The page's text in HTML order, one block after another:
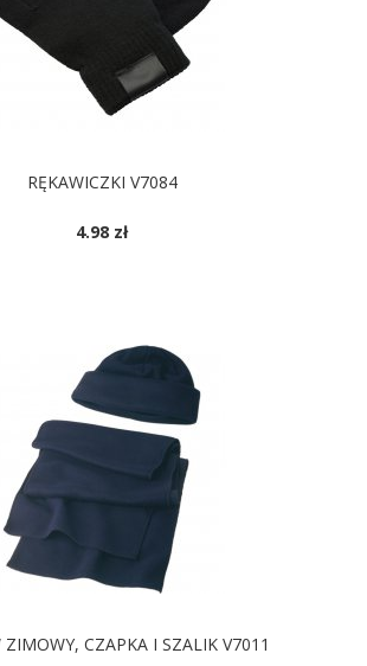
RĘKAWICZKI V7084
4.98 zł
ZIMOWY, CZAPKA I SZALIK V7011